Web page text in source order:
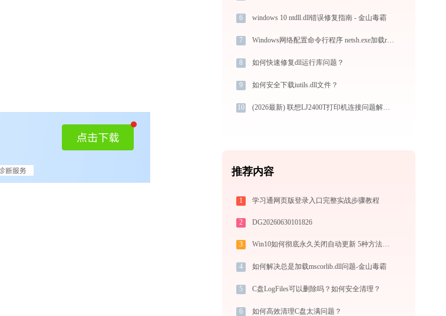
6 windows 10 ntdll.dll错误修复指南 - 金山毒霸
7 Windows网络配置命令行程序 netsh.exe加载rasapi32.dll文件丢失处理办法
8 如何快速修复dll运行库问题？
9 如何安全下载iutils.dll文件？
10 (2026最新) 联想LJ2400T打印机连接问题解决方法 - 金山毒霸
推荐内容
1 学习通网页版登录入口完整实战步骤教程
2 DG20260630101826
3 Win10如何彻底永久关闭自动更新 5种方法教你永久关闭win10自动更新
4 如何解决总是加载mscorlib.dll问题-金山毒霸
5 C盘LogFiles可以删除吗？如何安全清理？
6 如何高效清理C盘太满问题？